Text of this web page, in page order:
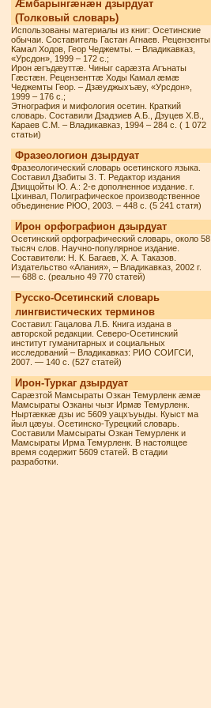
Æмбарынгæнæн дзырдуат
(Толковый словарь)
Использованы материалы из книг: Осетинские
обычаи. Составитель Гастан Агнаев. Рецензенты
Камал Ходов, Геор Чеджемты. – Владикавказ,
«Урсдон», 1999 – 172 с.;
Ирон æгъдæуттæ. Чиныг сарæзта Агънаты
Гæстæн. Рецензенттæ Ходы Камал æмæ
Чеджемты Геор. – Дзæуджыхъæу, «Урсдон»,
1999 – 176 с.;
Этнография и мифология осетин. Краткий
словарь. Составили Дзадзиев А.Б., Дзуцев Х.В.,
Караев С.М. – Владикавказ, 1994 – 284 с. ( 1 072
статьи)
Фразеологион дзырдуат
Фразеологический словарь осетинского языка.
Составил Дзабиты З. Т. Редактор издания
Дзиццойты Ю. А.: 2-е дополненное издание. г.
Цхинвал, Полиграфическое производственное
объединение РЮО, 2003. – 448 с. (5 241 статя)
Ирон орфографион дзырдуат
Осетинский орфографический словарь, около 58
тысяч слов. Научно-популярное издание.
Составители: Н. К. Багаев, Х. А. Таказов.
Издательство «Алания», – Владикавказ, 2002 г.
— 688 с. (реально 49 770 статей)
Русско-Осетинский словарь
лингвистических терминов
Составил: Гацалова Л.Б. Книга издана в
авторской редакции. Северо-Осетинский
институт гуманитарных и социальных
исследований – Владикавказ: РИО СОИГСИ,
2007. — 140 с. (527 статей)
Ирон-Туркаг дзырдуат
Сарæзтой Мамсыраты Озкан Темурленк æмæ
Мамсыраты Озканы чызг Ирмæ Темурленк.
Ныртæккæ дзы ис 5609 уацхъуыды. Куыст ма
йыл цæуы. Осетинско-Турецкий словарь.
Составили Мамсыраты Озкан Темурленк и
Мамсыраты Ирма Темурленк. В настоящее
время содержит 5609 статей. В стадии
разработки.